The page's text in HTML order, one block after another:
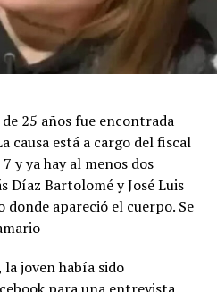
25 años fue encontrada
causa está a cargo del fiscal
y ya hay al menos dos
Díaz Bartolomé y José Luis
apareció el cuerpo. Se
joven había sido